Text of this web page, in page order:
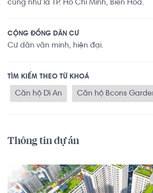
cũng như là TP. Hồ Chí Minh, Biên Hoà.
CỘNG ĐỒNG DÂN CƯ
Cư dân văn minh, hiện đại.
TÌM KIẾM THEO TỪ KHOÁ
Căn hộ Dĩ An Căn hộ Bcons
Thông tin dự án